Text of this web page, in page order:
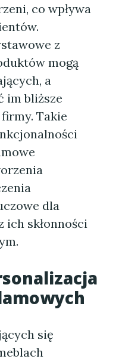
co wpływa
z
mogą
a
im bliższe
Takie
dla
skłonności
się